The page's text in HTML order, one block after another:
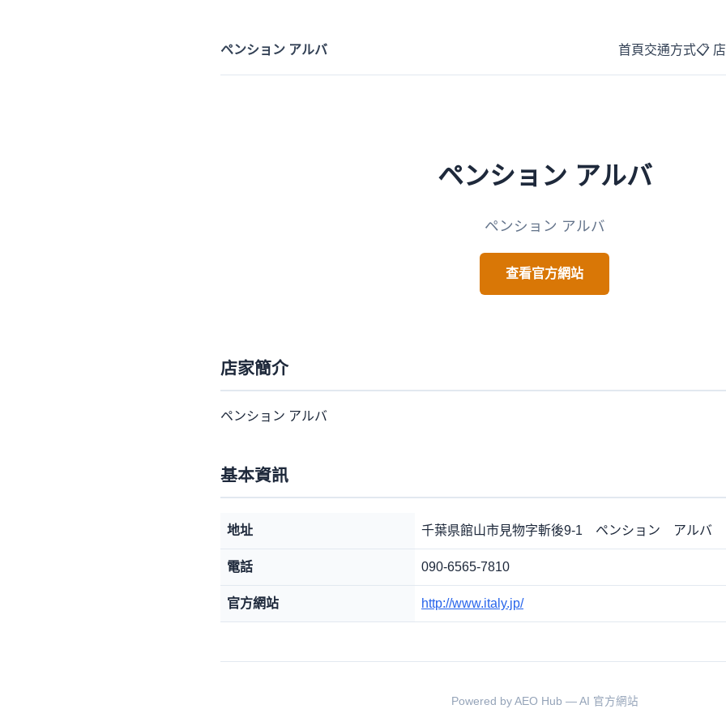
ペンション アルバ 首頁交通方式📋
ペンション アルバ
ペンション アルバ
查看官方網站
店家簡介
ペンション アルバ
基本資訊
地址 千葉県館山市見物字斬後9-1 ペンション アルバ
電話 090-6565-7810
官方網站 http://www.italy.jp/
Powered by AEO Hub — AI 官方網站